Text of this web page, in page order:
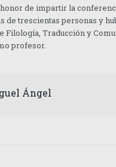
de impartir la
de trescientas personas y
Filología, Traducción y
profesor.
Ángel